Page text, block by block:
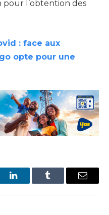
l’obtention des
: face aux
opte pour une
LinkedInTumblr Email